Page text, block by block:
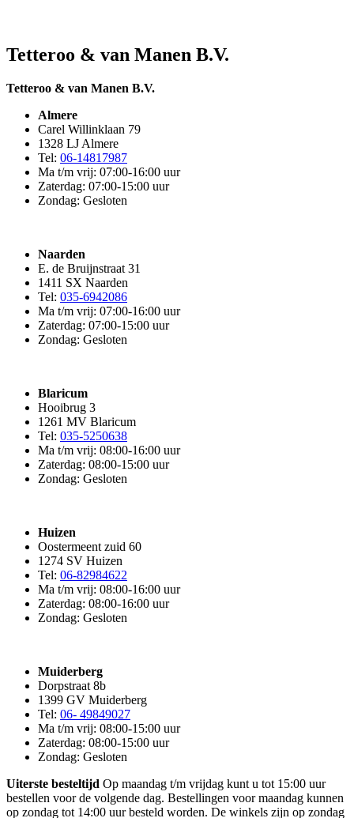
Tetteroo & van Manen B.V.
Tetteroo & van Manen B.V.
Almere
Carel Willinklaan 79
1328 LJ Almere
Tel: 06-14817987
Ma t/m vrij: 07:00-16:00 uur
Zaterdag: 07:00-15:00 uur
Zondag: Gesloten
Naarden
E. de Bruijnstraat 31
1411 SX Naarden
Tel: 035-6942086
Ma t/m vrij: 07:00-16:00 uur
Zaterdag: 07:00-15:00 uur
Zondag: Gesloten
Blaricum
Hooibrug 3
1261 MV Blaricum
Tel: 035-5250638
Ma t/m vrij: 08:00-16:00 uur
Zaterdag: 08:00-15:00 uur
Zondag: Gesloten
Huizen
Oostermeent zuid 60
1274 SV Huizen
Tel: 06-82984622
Ma t/m vrij: 08:00-16:00 uur
Zaterdag: 08:00-16:00 uur
Zondag: Gesloten
Muiderberg
Dorpstraat 8b
1399 GV Muiderberg
Tel: 06- 49849027
Ma t/m vrij: 08:00-15:00 uur
Zaterdag: 08:00-15:00 uur
Zondag: Gesloten
Uiterste besteltijd Op maandag t/m vrijdag kunt u tot 15:00 uur
bestellen voor de volgende dag. Bestellingen voor maandag kunnen
op zondag tot 14:00 uur besteld worden. De winkels zijn op zondag